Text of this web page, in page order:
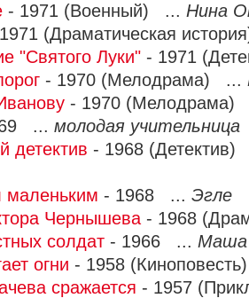
- 1971 (Военный) ... Нина
(Драматическая
"Святого Луки" - 1971
- 1970 (Мелодрама) ...
- 1970
... молодая учительница
детектив - 1968
маленьким - 1968 ... Эгле
Чернышева - 1968
солдат - 1966 ... Маша
огни - 1958
сражается - 1957